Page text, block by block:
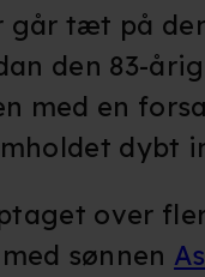
går tæt på
den 83-
med en
dybt
over
sønnen